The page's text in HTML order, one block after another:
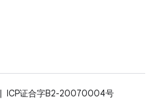
ICP证合字B2-20070004号